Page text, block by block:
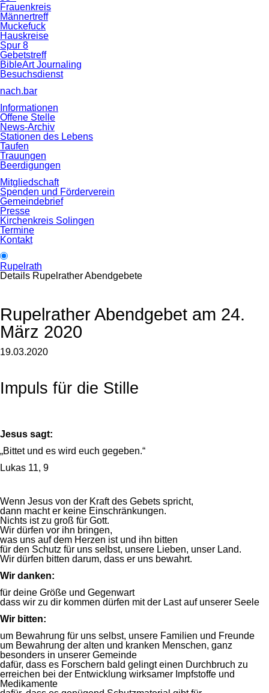
Frauenkreis
Männertreff
Muckefuck
Hauskreise
Spur 8
Gebetstreff
BibleArt Journaling
Besuchsdienst
nach.bar
Informationen
Offene Stelle
News-Archiv
Stationen des Lebens
Taufen
Trauungen
Beerdigungen
Mitgliedschaft
Spenden und Förderverein
Gemeindebrief
Presse
Kirchenkreis Solingen
Termine
Kontakt
Rupelrath
Details Rupelrather Abendgebete
Rupelrather Abendgebet am 24.
März 2020
19.03.2020
Impuls für die Stille
Jesus sagt:
„Bittet und es wird euch gegeben.“
Lukas 11, 9
Wenn Jesus von der Kraft des Gebets spricht,
dann macht er keine Einschränkungen.
Nichts ist zu groß für Gott.
Wir dürfen vor ihn bringen,
was uns auf dem Herzen ist und ihn bitten
für den Schutz für uns selbst, unsere Lieben, unser Land.
Wir dürfen bitten darum, dass er uns bewahrt.
Wir danken:
für deine Größe und Gegenwart
dass wir zu dir kommen dürfen mit der Last auf unserer Seele
Wir bitten:
um Bewahrung für uns selbst, unsere Familien und Freunde
um Bewahrung der alten und kranken Menschen, ganz
besonders in unserer Gemeinde
dafür, dass es Forschern bald gelingt einen Durchbruch zu
erreichen bei der Entwicklung wirksamer Impfstoffe und
Medikamente